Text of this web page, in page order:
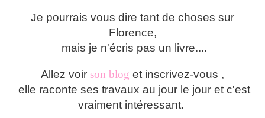
Je pourrais vous dire tant de choses sur
Florence,
mais je n'écris pas un livre....
Allez voir son blog et inscrivez-vous ,
elle raconte ses travaux au jour le jour et c'est
vraiment intéressant.